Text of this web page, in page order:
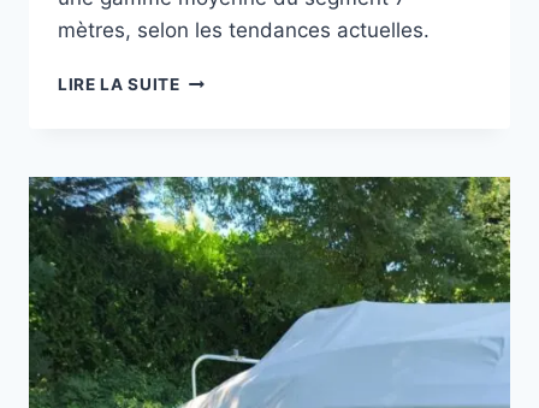
mètres, selon les tendances actuelles.
LIRE LA SUITEJEANNEAU
WA
:
CE
QUE
DIT
LE
MARCHÉ